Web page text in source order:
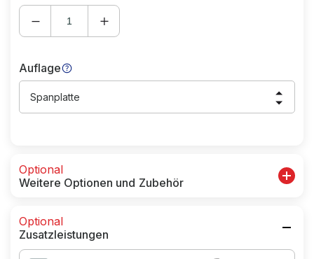
Auflage
Spanplatte
Optional
Weitere Optionen und Zubehör
Optional
Zusatzleistungen